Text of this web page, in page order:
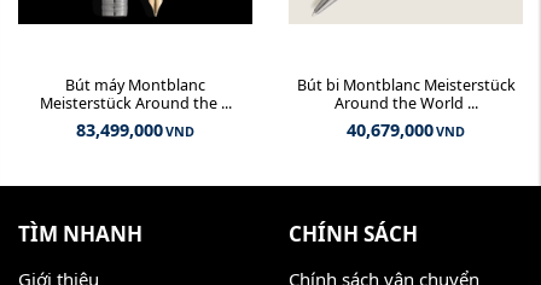
Bút máy Montblanc
Meisterstück Around the ...
83,499,000VND
Bút bi Montblanc Meisterstück
Around the World ...
40,679,000VND
TÌM NHANH
Giới thiệu
CHÍNH SÁCH
Chính sách vận chuyển